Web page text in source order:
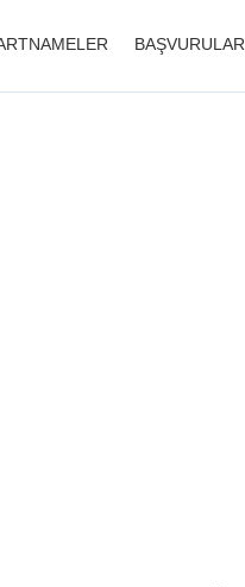
BAŞVURULAR